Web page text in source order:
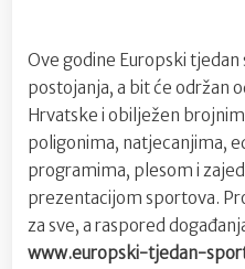
Ove godine Europski
postojanja, a bit će održan
Hrvatske i obilježen
poligonima, natjecanjima,
programima, plesom i
prezentacijom sportova.
za sve, a raspored
www.europski-tjedan-